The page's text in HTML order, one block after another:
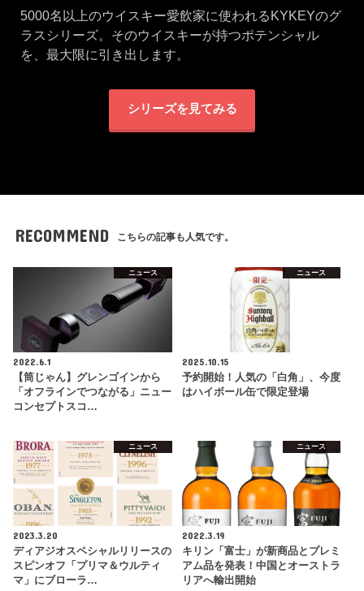
5000名以上のウイスキー愛飲家に使われるKYKEYのグ
ラスシリーズ。そのウイスキーが持つポテンシャル
を、最大限に引き出します。
シリーズを見てみる
RECOMMEND こちらの記事も人気です。
ニュース
2022.6.1
【筒じゃん】グレンゴインから
「オフラインでつながる」ニュー
コンセプトスコ…
ニュース
2025.10.15
予約開始！人気の「白角」、今度
はハイボール缶で限定登場
ニュース
2023.3.20
ディアジオスペシャルリリースの
スピンオフ「プリマ＆ウルティ
マ」にブローラ…
ニュース
2022.3.19
キリン「富士」が新商品とプレミ
アム品を発表！中国とオーストラ
リアへ輸出開始